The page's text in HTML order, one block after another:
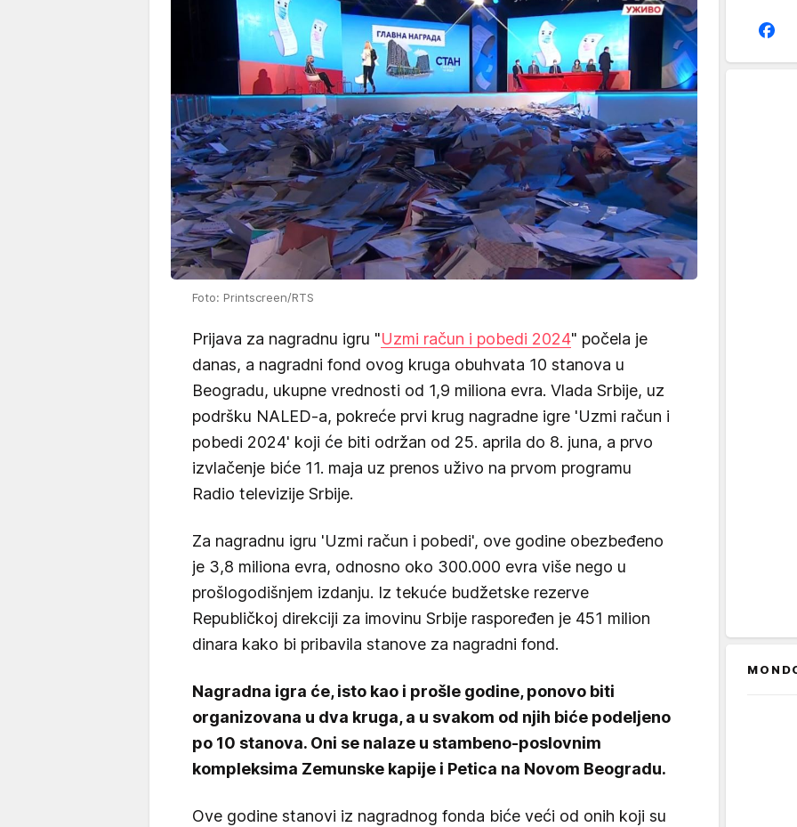
Foto: Printscreen/RTS
Prijava za nagradnu igru "Uzmi račun i pobedi 2024" počela je
danas, a nagradni fond ovog kruga obuhvata 10 stanova u
Beogradu, ukupne vrednosti od 1,9 miliona evra. Vlada Srbije, uz
podršku NALED-a, pokreće prvi krug nagradne igre 'Uzmi račun i
pobedi 2024' koji će biti održan od 25. aprila do 8. juna, a prvo
izvlačenje biće 11. maja uz prenos uživo na prvom programu
Radio televizije Srbije.
Za nagradnu igru 'Uzmi račun i pobedi', ove godine obezbeđeno
je 3,8 miliona evra, odnosno oko 300.000 evra više nego u
prošlogodišnjem izdanju. Iz tekuće budžetske rezerve
Republičkoj direkciji za imovinu Srbije raspoređen je 451 milion
dinara kako bi pribavila stanove za nagradni fond.
Nagradna igra će, isto kao i prošle godine, ponovo biti
organizovana u dva kruga, a u svakom od njih biće podeljeno
po 10 stanova. Oni se nalaze u stambeno-poslovnim
kompleksima Zemunske kapije i Petica na Novom Beogradu.
Ove godine stanovi iz nagradnog fonda biće veći od onih koji su